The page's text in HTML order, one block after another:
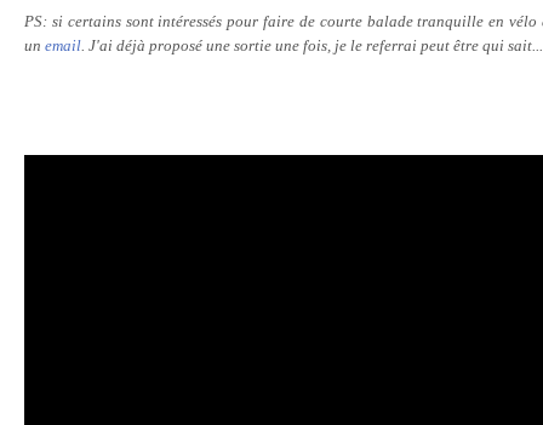
PS: si certains sont intéressés pour faire de courte balade tranquille en vélo
un email. J'ai déjà proposé une sortie une fois, je le referrai peut être qui sait...